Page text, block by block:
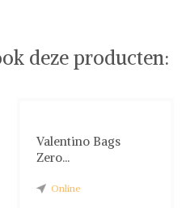
deze producten:
Valentino Bags
Zero...
Online